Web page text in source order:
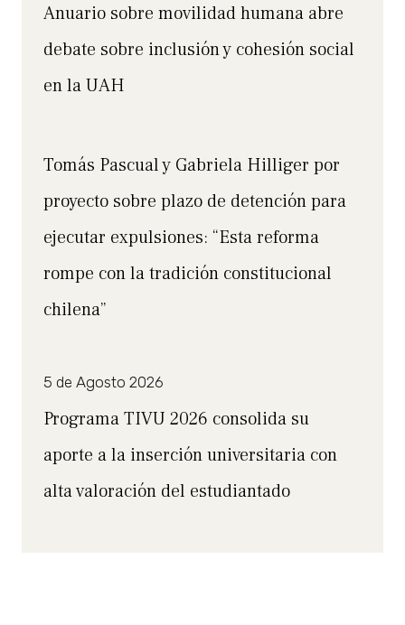
Anuario sobre movilidad humana abre
debate sobre inclusión y cohesión social
en la UAH
Tomás Pascual y Gabriela Hilliger por
proyecto sobre plazo de detención para
ejecutar expulsiones: “Esta reforma
rompe con la tradición constitucional
chilena”
5 de Agosto 2026
Programa TIVU 2026 consolida su
aporte a la inserción universitaria con
alta valoración del estudiantado